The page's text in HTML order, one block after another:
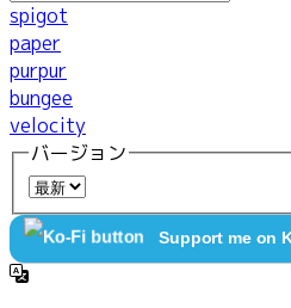
spigot
paper
purpur
bungee
velocity
バージョン
Support me on